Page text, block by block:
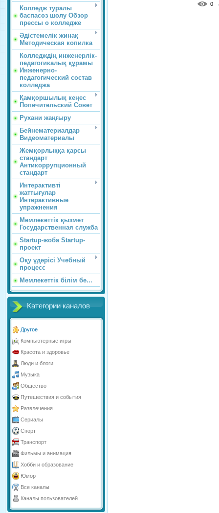
Колледж туралы
баспасөз шолу Обзор
прессы о колледже
Әдістемелік жинақ
Методическая копилка
Колледждің инженерлік-
педагогикалық құрамы
Инженерно-
педагогический состав
колледжа
Қамқоршылық кеңес
Попечительский Совет
Рухани жаңғыру
Бейнематериалдар
Видеоматериалы
Жемқорлыққа қарсы
стандарт
Антикоррупционный
стандарт
Интерактивті
жаттығулар
Интерактивные
упражнения
Мемлекеттік қызмет
Государственная служба
Startup-жоба Startup-
проект
Оқу үдерісі Учебный
процесс
Мемлекеттік білім бе...
Категории каналов
Другое
Компьютерные игры
Красота и здоровье
Люди и блоги
Музыка
Общество
Путешествия и события
Развлечения
Сериалы
Спорт
Транспорт
Фильмы и анимация
Хобби и образование
Юмор
Все каналы
Каналы пользователей
0